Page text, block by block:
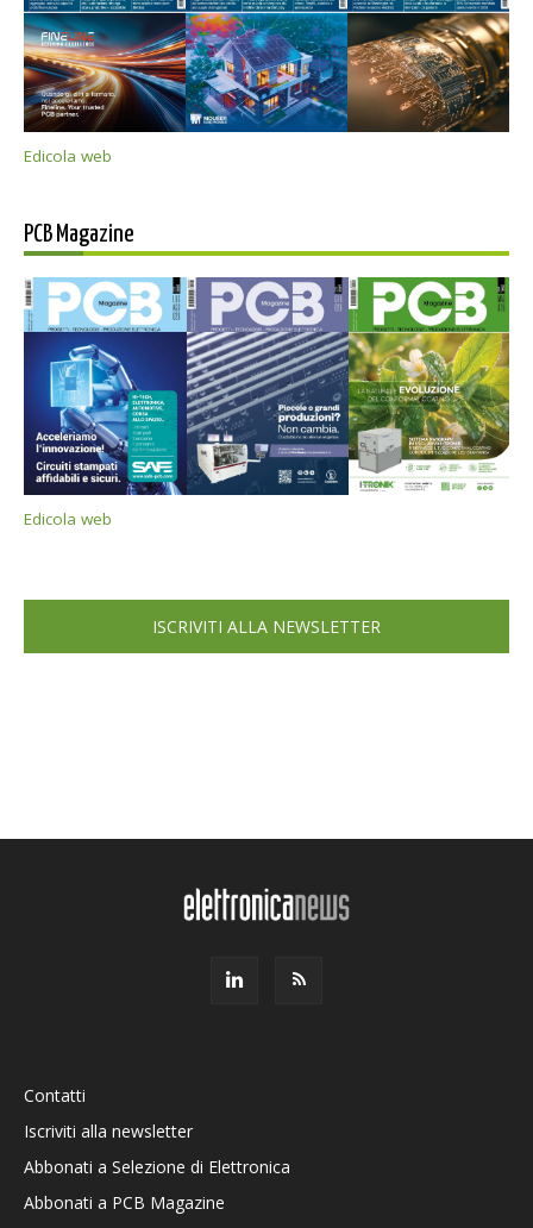
Edicola web
PCB Magazine
Edicola web
ISCRIVITI ALLA NEWSLETTER
Contatti
Iscriviti alla newsletter
Abbonati a Selezione di Elettronica
Abbonati a PCB Magazine